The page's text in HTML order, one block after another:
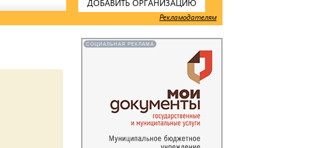
ДОБАВИТЬ ОРГАНИЗАЦИЮ
Рекламодателям
СОЦИАЛЬНАЯ РЕКЛАМА